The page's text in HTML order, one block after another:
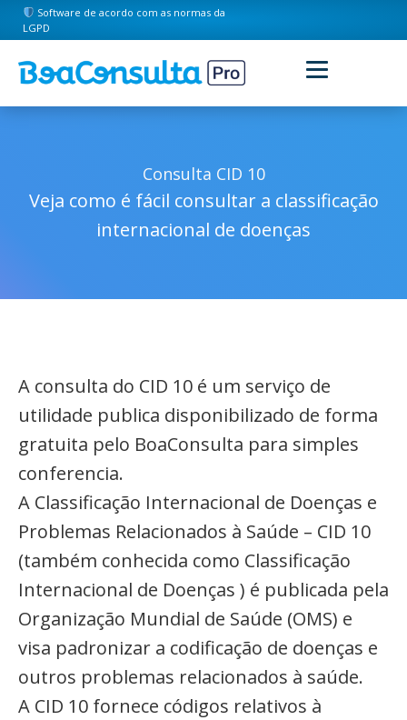
Software de acordo com as normas da
LGPD
Consulta CID 10
Veja como é fácil consultar a classificação
internacional de doenças
A consulta do CID 10 é um serviço de
utilidade publica disponibilizado de forma
gratuita pelo BoaConsulta para simples
conferencia.
A Classificação Internacional de Doenças e
Problemas Relacionados à Saúde – CID 10
(também conhecida como Classificação
Internacional de Doenças ) é publicada pela
Organização Mundial de Saúde (OMS) e
visa padronizar a codificação de doenças e
outros problemas relacionados à saúde.
A CID 10 fornece códigos relativos à